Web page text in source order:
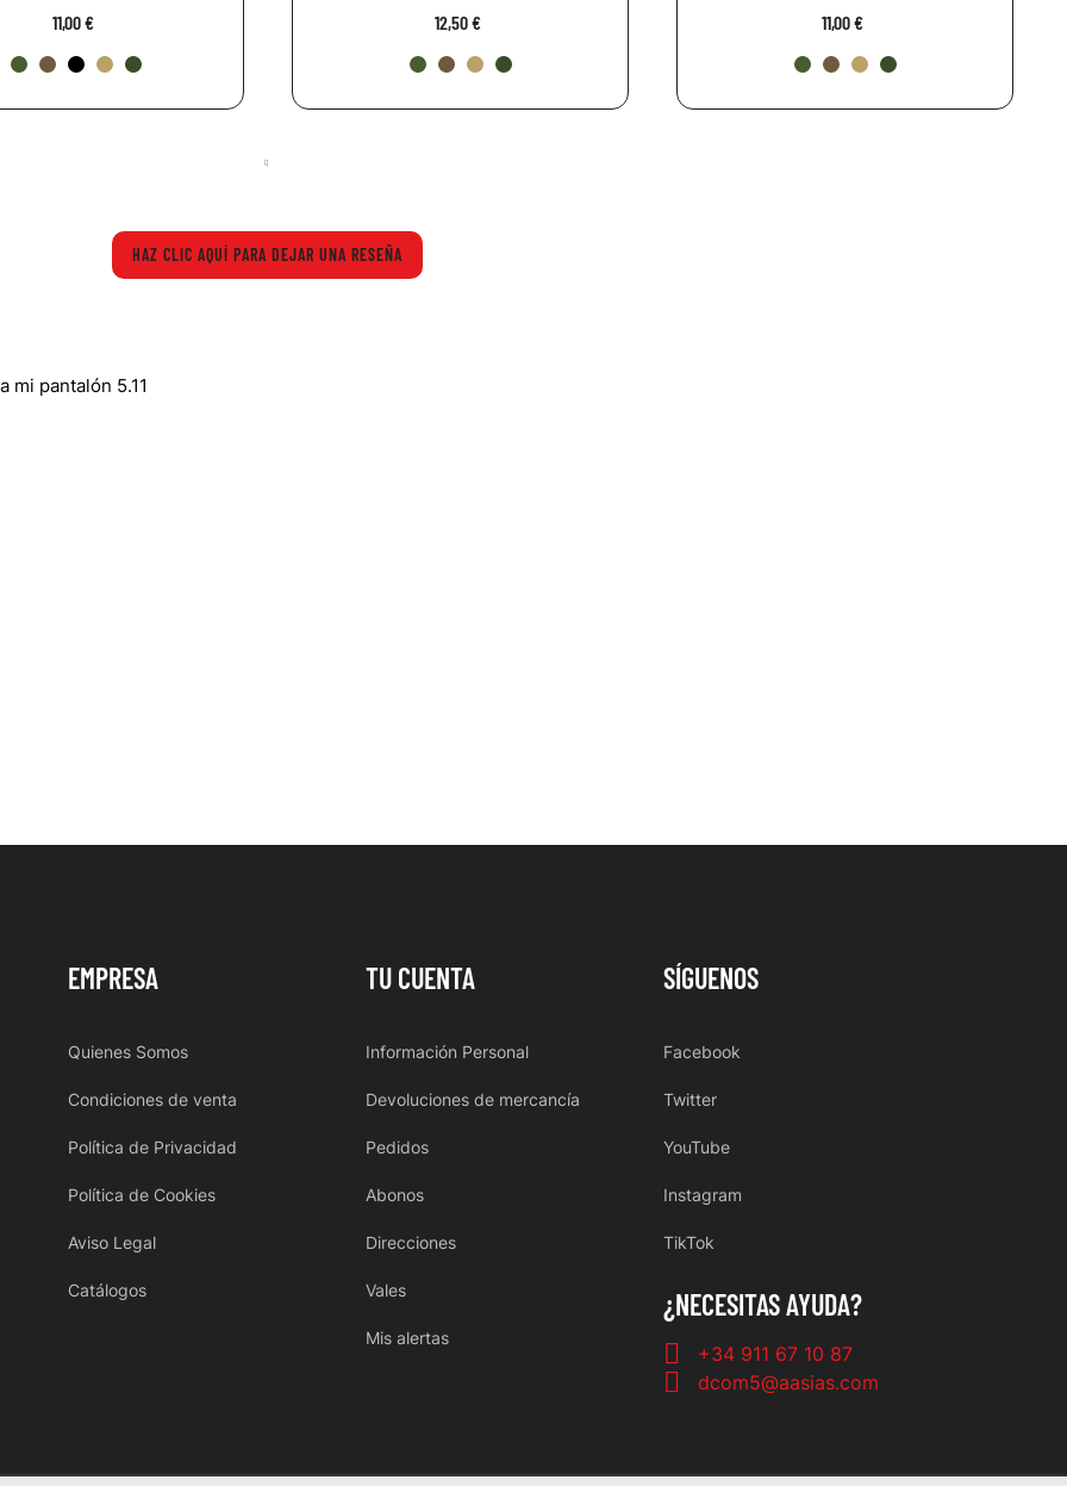
11,00 € 12,50 € 11,00 €
HAZ CLIC AQUÍ PARA DEJAR UNA RESEÑA
mi pantalón 5.11
EMPRESA
Quienes Somos
Condiciones de venta
Política de Privacidad
Política de Cookies
Aviso Legal
Catálogos
TU CUENTA
Información Personal
Devoluciones de mercancía
Pedidos
Abonos
Direcciones
Vales
Mis alertas
SÍGUENOS
Facebook
Twitter
YouTube
Instagram
TikTok
¿NECESITAS AYUDA?
+34 911 67 10 87
dcom5@aasias.com